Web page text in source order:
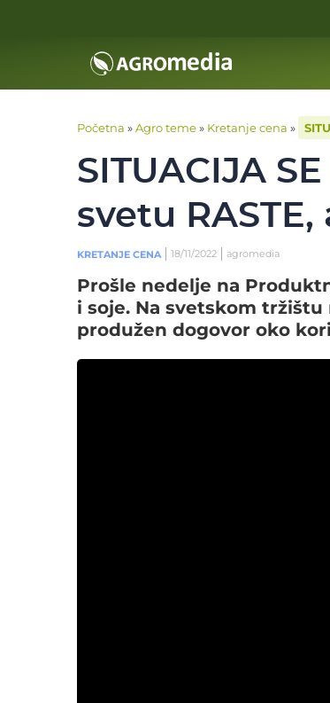
Početna »Agro teme» Kretanje cena »
SITUACIJA
svetu
KRETANJE CENA 18/11/2022 agromedia
Prošle nedelje na
i soje. Na svetskom
produžen dogovor oko